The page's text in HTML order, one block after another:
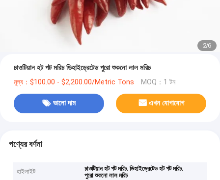
2/6
চাওটিয়ান হট পট মরিচ ডিহাইড্রেটেড পুরো শুকনো লাল মরিচ
মূল্য：$100.00 - $2,200.00/Metric Tons MOQ：1 টন
ভালো দাম এখন যোগাযোগ
পণ্যের বর্ণনা
হাইলাইট চাওটিয়ান হট পট মরিচ,ডিহাইড্রেটেড হট পট মরিচ,
পুরো শুকনো লাল মরিচ